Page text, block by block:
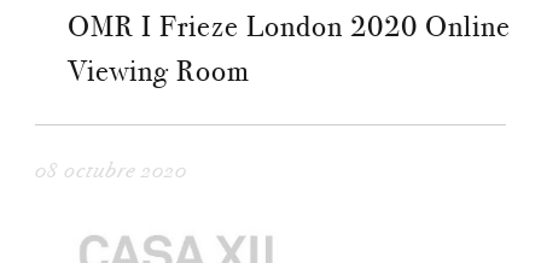
OMR I Frieze London 2020 Online
Viewing Room
08 octubre 2020